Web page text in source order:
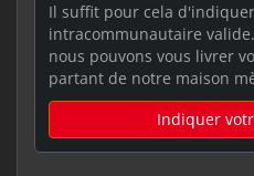
Il suffit pour cela
intracommunautaire
nous pouvons vous livrer
partant de notre maison
Indiquer